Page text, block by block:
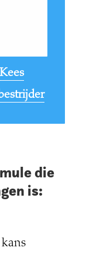
Kees
die
is: